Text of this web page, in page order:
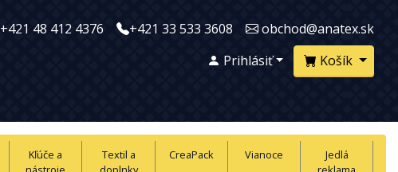
+421 48 412 4376 +421 33 533 3608 obchod@anatex.sk
Košík
Prihlásiť
Kľúče a
Textil a
CreaPack Vianoce
Jedlá